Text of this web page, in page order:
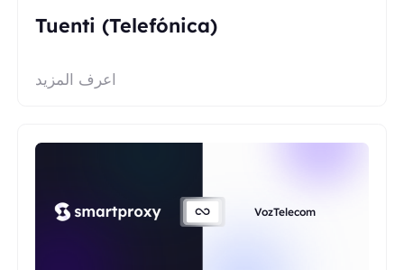
Tuenti (Telefónica)
اعرف المزيد
VozTelecom